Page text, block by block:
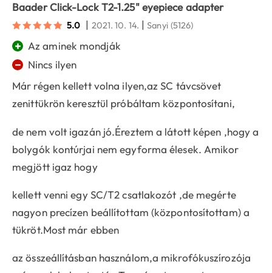
Baader Click-Lock T2-1.25" eyepiece adapter
5.0 | 2021. 10. 14. |Sanyi (5126)
+ Az aminek mondják
−
Nincs ilyen
Már régen kellett volna ilyen,az SC távcsövet
zenittükrön keresztül próbáltam központosítani,
de nem volt igazán jó.Éreztem a látott képen ,hogy a
bolygók kontúrjai nem egyforma élesek. Amikor
megjött igaz hogy
kellett venni egy SC/T2 csatlakozót ,de megérte
nagyon precízen beállítottam (központosítottam) a
tükröt.Most már ebben
az összeállításban használom,a mikrofókuszírozója